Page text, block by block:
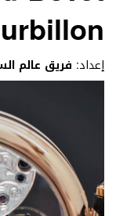
إعداد: فريق عالم